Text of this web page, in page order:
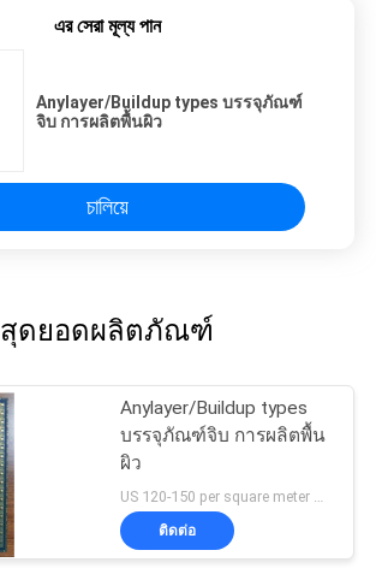
এর সেরা মূল্য পান
Anylayer/Buildup types บรรจุภัณฑ์
จิบ การผลิตพื้นผิว
চালিয়ে
สุดยอดผลิตภัณฑ์
Anylayer/Buildup types
บรรจุภัณฑ์จิบ การผลิตพื้น
ผิว
ติดต่อ